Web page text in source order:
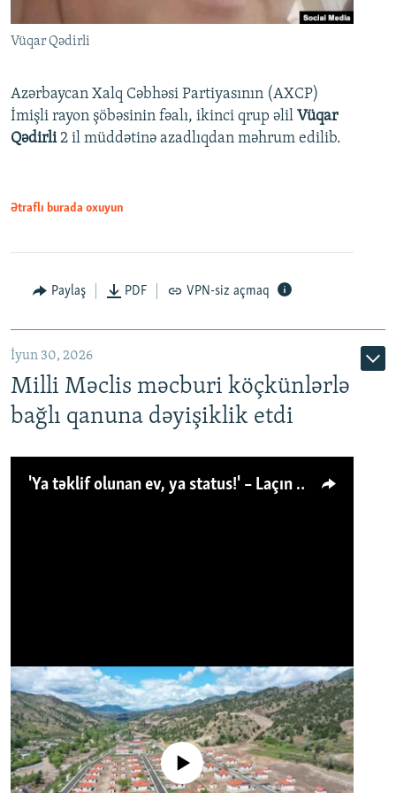
Vüqar Qədirli
Azərbaycan Xalq Cəbhəsi Partiyasının (AXCP)
İmişli rayon şöbəsinin fəalı, ikinci qrup əlil Vüqar
Qədirli2 il müddətinə azadlıqdan məhrum edilib.
Ətraflı burada oxuyun
Paylaş PDF VPN-siz açmaq
İyun 30, 2026
Milli Məclis məcburi köçkünlərlə
bağlı qanuna dəyişiklik etdi
'Ya təklif olunan ev, ya status!' – Laçın köçkünü: 'Laçından başqa heç hara!'
No media source currently available